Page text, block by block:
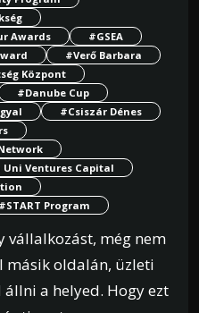
Awards
#GSEA
#Verő Barbara
Központ
#Danube Cup
#Csiszár Dénes
Uni Ventures Capital
#START Program
vállalkozást, még nem
másik oldalán, üzleti
a helyed. Hogy ezt